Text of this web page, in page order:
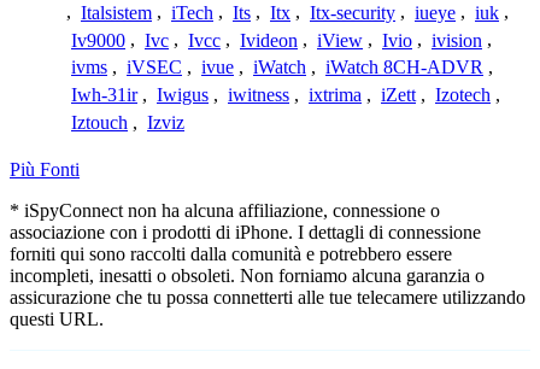
, Italsistem , iTech , Its , Itx , Itx-security , iueye , iuk ,
Iv9000 , Ivc , Ivcc , Ivideon , iView , Ivio , ivision ,
ivms , iVSEC , ivue , iWatch , iWatch 8CH-ADVR ,
Iwh-31ir , Iwigus , iwitness , ixtrima , iZett , Izotech ,
Iztouch , Izviz
Più Fonti
* iSpyConnect non ha alcuna affiliazione, connessione o
associazione con i prodotti di iPhone. I dettagli di connessione
forniti qui sono raccolti dalla comunità e potrebbero essere
incompleti, inesatti o obsoleti. Non forniamo alcuna garanzia o
assicurazione che tu possa connetterti alle tue telecamere utilizzando
questi URL.